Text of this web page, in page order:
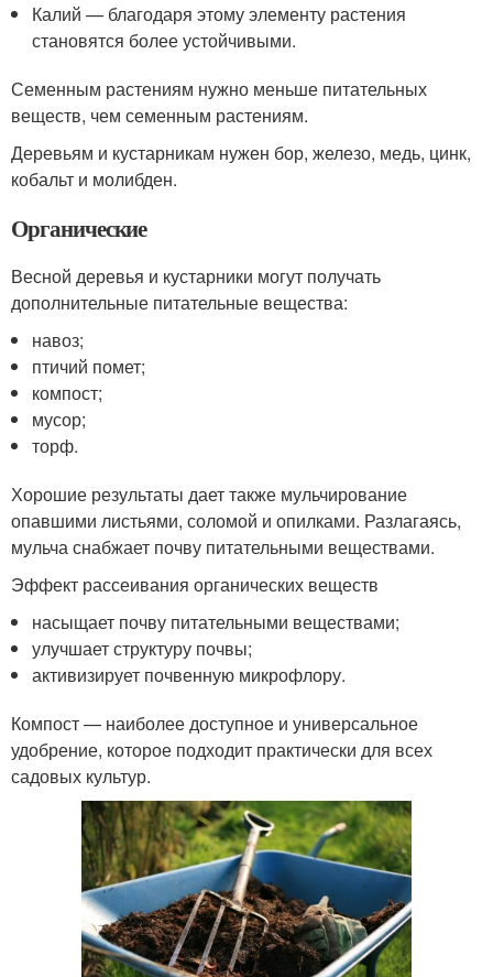
Калий — благодаря этому элементу растения
становятся более устойчивыми.
Семенным растениям нужно меньше питательных
веществ, чем семенным растениям.
Деревьям и кустарникам нужен бор, железо, медь, цинк,
кобальт и молибден.
Органические
Весной деревья и кустарники могут получать
дополнительные питательные вещества:
навоз;
птичий помет;
компост;
мусор;
торф.
Хорошие результаты дает также мульчирование
опавшими листьями, соломой и опилками. Разлагаясь,
мульча снабжает почву питательными веществами.
Эффект рассеивания органических веществ
насыщает почву питательными веществами;
улучшает структуру почвы;
активизирует почвенную микрофлору.
Компост — наиболее доступное и универсальное
удобрение, которое подходит практически для всех
садовых культур.